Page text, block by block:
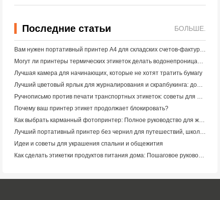
Последние статьи БОЛЬШЕ.
Лучшая камера для начинающих, которые не хотят тратить бумагу
Почему ваш принтер этикет продолжает блокировать?
Идеи и советы для украшения спальни и общежития